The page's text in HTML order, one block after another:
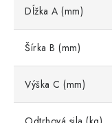
Dĺžka A (mm)
Šírka B (mm)
Výška C (mm)